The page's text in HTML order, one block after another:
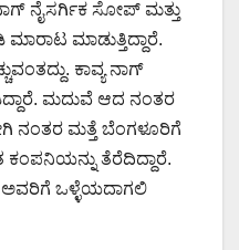
ನೈಸರ್ಗಿಕ ಸೋಪ್ ಮತ್ತು
ಮಾಡುತ್ತಿದ್ದಾರೆ.
ಕಾವ್ಯ ನಾಗ್
ಮದುವೆ ಆದ ನಂತರ
ನಂತರ ಮತ್ತೆ ಬೆಂಗಳೂರಿಗೆ
ಕಂಪನಿಯನ್ನು ತೆರೆದಿದ್ದಾರೆ.
ಅವರಿಗೆ ಒಳ್ಳೆಯದಾಗಲಿ